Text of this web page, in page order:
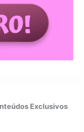
Exclusivos